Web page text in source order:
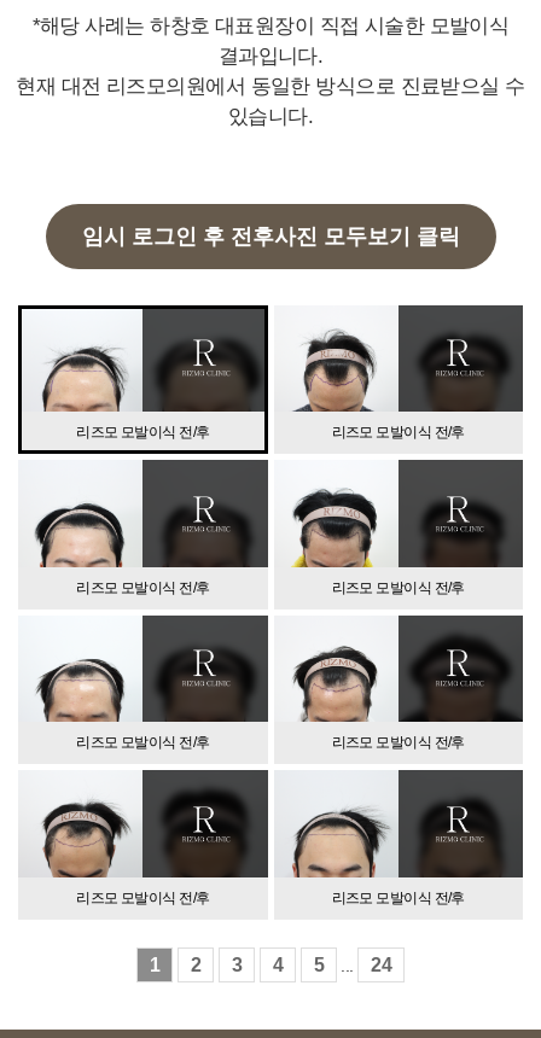
*해당 사례는 하창호 대표원장이 직접 시술한 모발이식
결과입니다.
현재 대전 리즈모의원에서 동일한 방식으로 진료받으실 수
있습니다.
임시 로그인 후 전후사진 모두보기 클릭
리즈모 모발이식 전/후 리즈모 모발이식 전/후
리즈모 모발이식 전/후 리즈모 모발이식 전/후
리즈모 모발이식 전/후 리즈모 모발이식 전/후
리즈모 모발이식 전/후 리즈모 모발이식 전/후
1 2 3 4 5 24